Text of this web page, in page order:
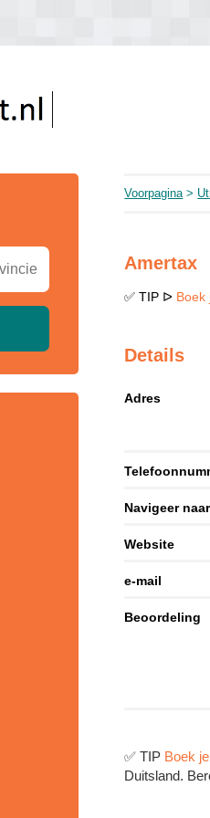
Voorpagina>
Amertax
✅ TIP ᐅ Boek
Details
Adres
Navigeer naar
Website
e-mail
Beoordeling
✅ TIP Boek
Duitsland.